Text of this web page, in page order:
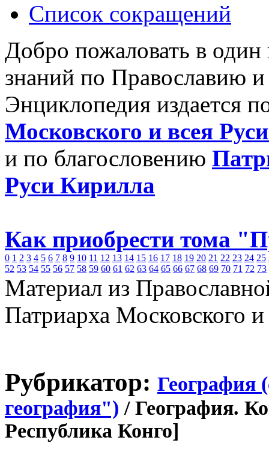
Список сокращений
Добро пожаловать в
знаний по Православию
Энциклопедия издается
Московского и всея
и по благословению
Руси Кирилла
Как приобрести тома
0 1 2 3 4 5 6 7 8 9 10 11 12 13 14 15 16 17 18 19 20 21 22 23 24 25
52 53 54 55 56 57 58 59 60 61 62 63 64 65 66 67 68 69 70 71 72 73
Материал из
Патриарха Московского
Рубрикатор: География
география") / География.
Республика Конго]